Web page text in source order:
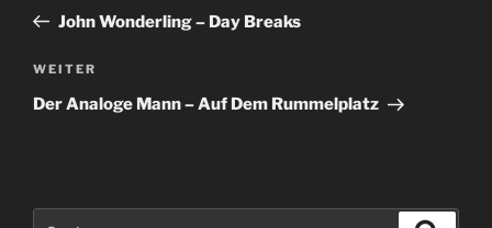
Beitrag
John Wonderling – Day Breaks
Nächster
Beitrag
WEITER
Der Analoge Mann – Auf Dem Rummelplatz